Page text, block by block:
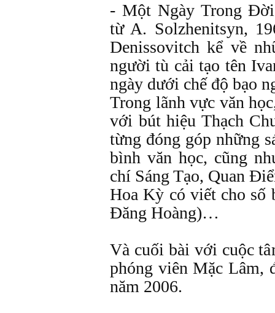
- Một Ngày Trong
từ A. Solzhenitsyn,
Denissovitch kể về
người tù cải tạo tên
ngày dưới chế độ bạo
Trong lãnh vực văn
với bút hiệu Thạch
từng đóng góp những
bình văn học, cũng
chí Sáng Tạo, Quan
Hoa Kỳ có viết cho số
Đăng Hoàng)…
Và cuối bài với cuộc
phóng viên Mặc Lâm,
năm 2006.